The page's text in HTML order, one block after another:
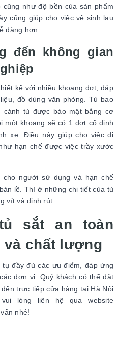
như độ bền của sản phẩm
cũng giúp cho việc vệ sinh lau
dàng hơn.
đến không gian
kế với nhiều khoang đợt, đáp
đồ dùng văn phòng. Tủ bao
cánh tủ được bảo mật bằng cơ
một khoang sẽ có 1 đợt cố định
xe. Điều này giúp cho việc di
hạn chế được việc trầy xước
người sử dụng và hạn chế
lề. Thì ở những chi tiết của tủ
vít và đinh rút.
sắt an toàn
và chất lượng
tụ đầy đủ các ưu điểm, đáp ứng
đơn vị. Quý khách có thể đặt
trực tiếp cửa hàng tại Hà Nội
lòng liên hệ qua website
nhé!